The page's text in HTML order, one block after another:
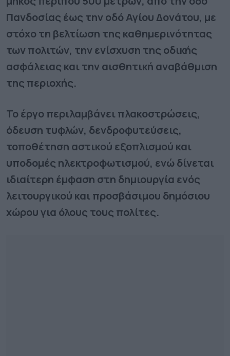
Πανδοσίας έως την οδό Αγίου Δονάτου, με
στόχο τη βελτίωση της καθημερινότητας
των πολιτών, την ενίσχυση της οδικής
ασφάλειας και την αισθητική αναβάθμιση
της περιοχής.
Το έργο περιλαμβάνει πλακοστρώσεις,
όδευση τυφλών, δενδροφυτεύσεις,
τοποθέτηση αστικού εξοπλισμού και
υποδομές ηλεκτροφωτισμού, ενώ δίνεται
ιδιαίτερη έμφαση στη δημιουργία ενός
λειτουργικού και προσβάσιμου δημόσιου
χώρου για όλους τους πολίτες.